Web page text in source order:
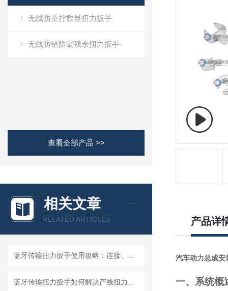
无线防重拧数显扭力扳手
无线防错防漏残余扭力扳手
查看全部产品 >>
相关文章
RELATED ARTICLES 产品详
汽车动力总成安
一、系统概